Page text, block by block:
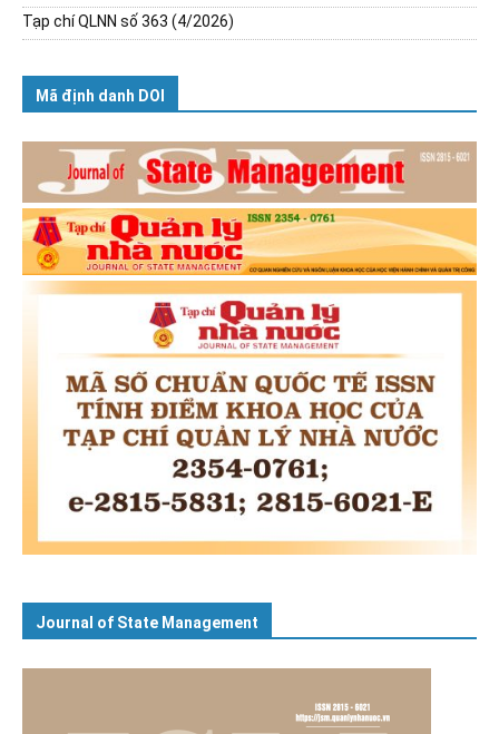
Tạp chí QLNN số 363 (4/2026)
Mã định danh DOI
Journal of State Management